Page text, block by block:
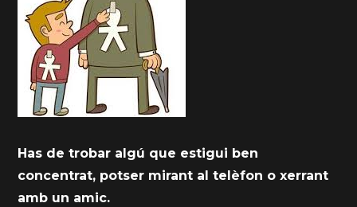
Has de trobar algú que estigui ben
concentrat, potser mirant al telèfon o xerrant
amb un amic.